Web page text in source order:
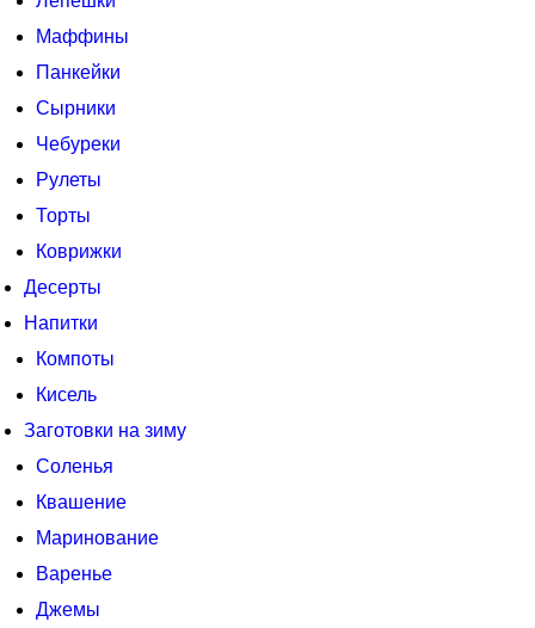
Маффины
Панкейки
Сырники
Чебуреки
Рулеты
Торты
Коврижки
Десерты
Напитки
Компоты
Кисель
Заготовки на зиму
Соленья
Квашение
Маринование
Варенье
Джемы